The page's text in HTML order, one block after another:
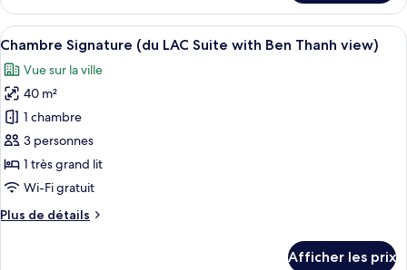
Balcony
with
Ben
Thanh
View)
Suite
Premier,
balcon
Balcony
with
Ben
Thanh
View)
Afficher
toutes
les
photos
pour
ce
type
de
chambre :
Chambre
Une chambre d’hôtel moderne,
8
Chambre Signature (du LAC Suite with Ben Thanh view)
Vue sur la ville
40 m²
1 chambre
3 personnes
1 très grand lit
Wi-Fi gratuit
Plus de détails
Plus
Afficher les prix